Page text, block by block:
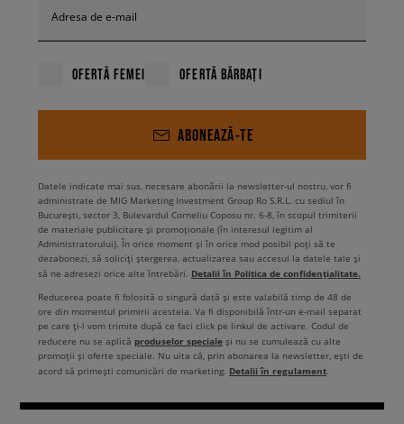
Adresa de e-mail
OFERTĂ FEMEI OFERTĂ BĂRBAȚI
ABONEAZĂ-TE
Datele indicate mai sus, necesare abonării la newsletter-ul nostru, vor fi
administrate de MIG Marketing Investment Group Ro S.R.L. cu sediul în
București, sector 3, Bulevardul Corneliu Coposu nr. 6-8, în scopul trimiterii
de materiale publicitare și promoționale (în interesul legitim al
Administratorului). În orice moment și în orice mod posibil poți să te
dezabonezi, să soliciți ștergerea, actualizarea sau accesul la datele tale și
să ne adresezi orice alte întrebări. Detalii în Politica de confidențialitate.
Reducerea poate fi folosită o singură dată și este valabilă timp de 48 de
ore din momentul primirii acesteia. Va fi disponibilă într-un e-mail separat
pe care ți-l vom trimite după ce faci click pe linkul de activare. Codul de
reducere nu se aplică produselor speciale și nu se cumulează cu alte
promoții și oferte speciale. Nu uita că, prin abonarea la newsletter, ești de
acord să primești comunicări de marketing. Detalii în regulament.